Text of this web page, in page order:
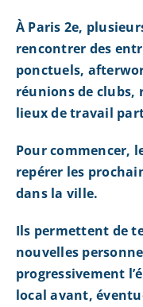
À Paris 2e,
rencontrer des
ponctuels,
réunions de clubs,
lieux de travail
Pour commencer,
repérer les
dans la ville.
Ils permettent de
nouvelles
progressivement
local avant,